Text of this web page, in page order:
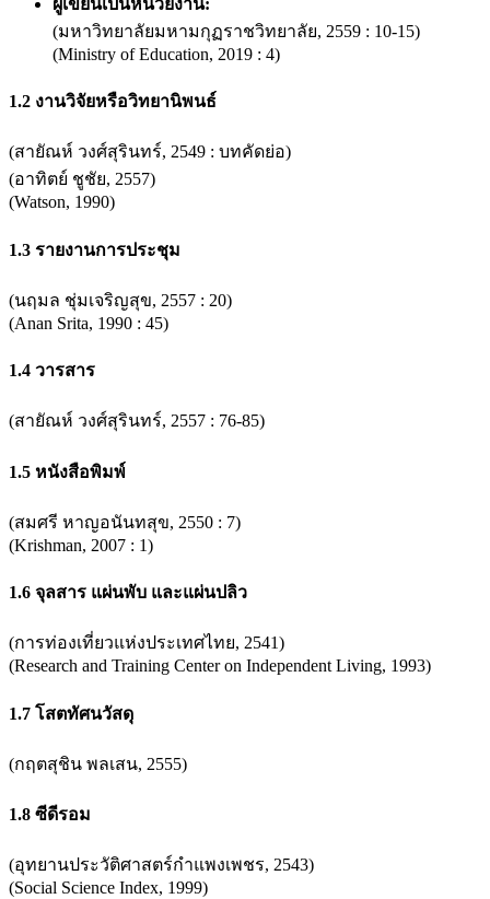
(มหาวิทยาลัยมหามกุฏราชวิทยาลัย, 2559 : 10-15)
(Ministry of Education, 2019 : 4)
1.2 งานวิจัยหรือวิทยานิพนธ์
(สายัณห์ วงศ์สุรินทร์, 2549 : บทคัดย่อ)
(อาทิตย์ ชูชัย, 2557)
(Watson, 1990)
1.3 รายงานการประชุม
(นฤมล ชุ่มเจริญสุข, 2557 : 20)
(Anan Srita, 1990 : 45)
1.4 วารสาร
(สายัณห์ วงศ์สุรินทร์, 2557 : 76-85)
1.5 หนังสือพิมพ์
(สมศรี หาญอนันทสุข, 2550 : 7)
(Krishman, 2007 : 1)
1.6 จุลสาร แผ่นพับ และแผ่นปลิว
(การท่องเที่ยวแห่งประเทศไทย, 2541)
(Research and Training Center on Independent Living, 1993)
1.7 โสตทัศนวัสดุ
(กฤตสุชิน พลเสน, 2555)
1.8 ซีดีรอม
(อุทยานประวัติศาสตร์กำแพงเพชร, 2543)
(Social Science Index, 1999)